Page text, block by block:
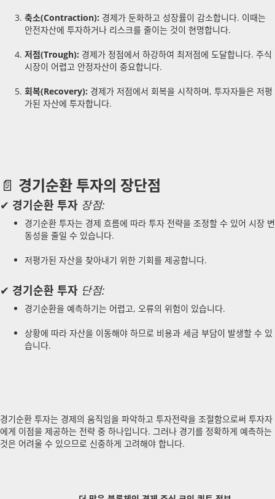
축소(Contraction): 경제가 둔화하고 성장률이 감소합니다. 이때는
안전자산에 투자하거나 리스크를 줄이는 것이 현명합니다.
저점(Trough): 경제가 정점에서 하강하여 최저점에 도달합니다. 주식
시장이 어렵고 안정자산이 중요합니다.
회복(Recovery): 경제가 저점에서 회복을 시작하며, 투자자들은 저평
가된 자산에 투자합니다.
📄 경기순환 투자의 장단점
✔ 경기순환 투자 장점:
경기순환 투자는 경제 흐름에 따라 투자 전략을 조정할 수 있어 시장 변
동성을 줄일 수 있습니다.
저평가된 자산을 찾아내기 위한 기회를 제공합니다.
✔ 경기순환 투자 단점:
경기순환을 예측하기는 어렵고, 오류의 위험이 있습니다.
상황에 따라 자산을 이동해야 하므로 비용과 세금 부담이 발생할 수 있
습니다.
경기순환 투자는 경제의 움직임을 파악하고 투자전략을 조절함으로써 투자자
에게 이점을 제공하는 전략 중 하나입니다. 그러나 경기를 정확하게 예측하는
것은 어려울 수 있으므로 신중하게 고려해야 합니다.